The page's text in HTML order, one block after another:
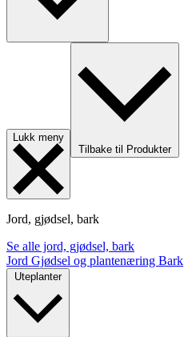
Lukk meny
Tilbake til Produkter
Jord, gjødsel, bark
Se alle jord, gjødsel, bark
Jord Gjødsel og plantenæring Bark
Uteplanter